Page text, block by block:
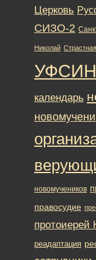
Церковь
СИЗО-2
Николай
УФСИН
календарь
новомучеников
правосудие
протоиерей
реадаптация